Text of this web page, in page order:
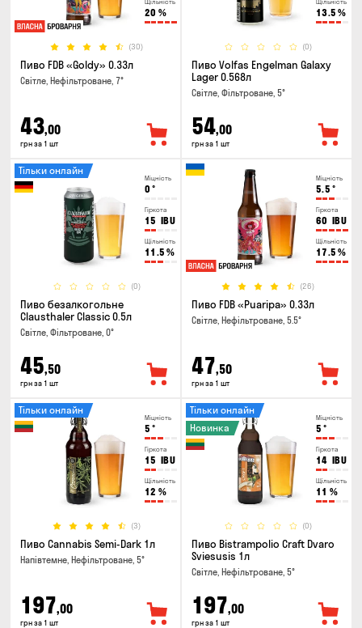
Щільність
20 %
(30)
Пиво FDB «Goldy» 0.33л
Світле, Нефільтроване, 7°
43,00
грн за 1 шт
Щільність
13.5 %
(0)
Пиво Volfas Engelman Galaxy
Lager 0.568л
Світле, Фільтроване, 5°
54,00
грн за 1 шт
Міцність
0 °
Гіркота
15 IBU
Щільність
11.5 %
(0)
Тільки онлайн
Пиво безалкогольне
Clausthaler Classic 0.5л
Світле, Фільтроване, 0°
45,50
грн за 1 шт
Міцність
5.5 °
Гіркота
60 IBU
Щільність
17.5 %
(26)
Пиво FDB «Puaripa» 0.33л
Світле, Нефільтроване, 5.5°
47,50
грн за 1 шт
Міцність
5 °
Гіркота
15 IBU
Щільність
12 %
(3)
Тільки онлайн
Пиво Cannabis Semi-Dark 1л
Напівтемне, Нефільтроване, 5°
197,00
грн за 1 шт
Міцність
5 °
Гіркота
14 IBU
Щільність
11 %
(0)
Тільки онлайн
Новинка
Пиво Bistrampolio Craft Dvaro
Sviesusis 1л
Світле, Нефільтроване, 5°
197,00
грн за 1 шт